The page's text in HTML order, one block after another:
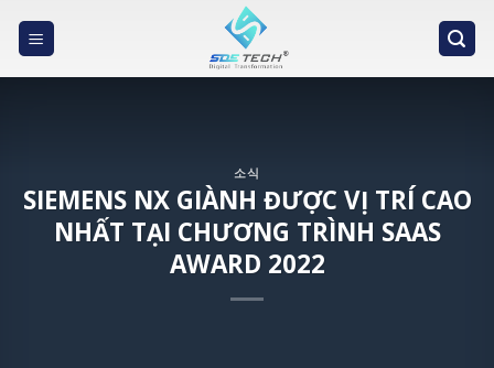
소식
SIEMENS NX GIÀNH ĐƯỢC VỊ TRÍ CAO
NHẤT TẠI CHƯƠNG TRÌNH SAAS
AWARD 2022